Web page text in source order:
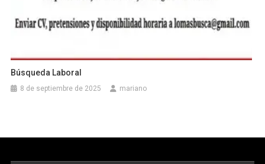
Búsqueda Laboral
8 de septiembre de 2025 mariano